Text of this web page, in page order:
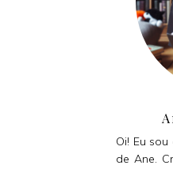
Oi! Eu
de Ane.